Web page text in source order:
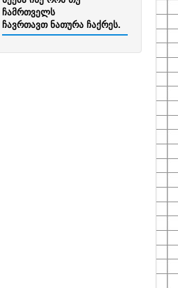
ჩამრთველს
ჩავრთავთ ნათურა ჩაქრეს.